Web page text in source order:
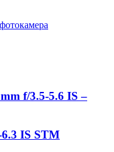
f/3.5-5.6 IS –
IS STM